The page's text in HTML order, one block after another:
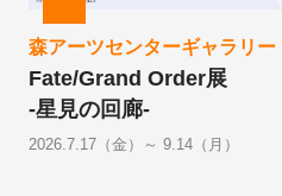
森アーツセンターギャラリー
Fate/Grand Order展
-星見の回廊-
2026.7.17（金）～ 9.14（月）